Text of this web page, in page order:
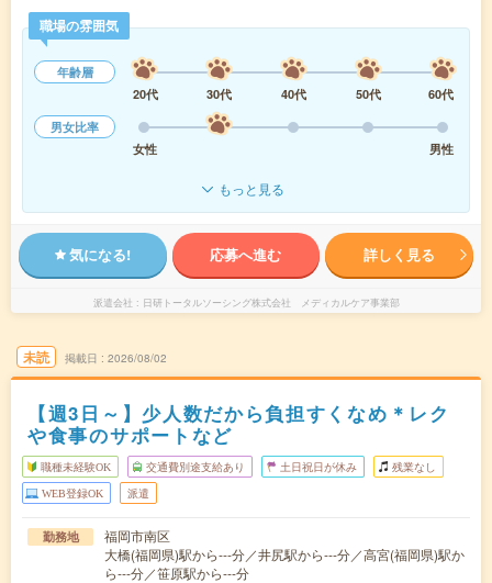
職場の雰囲気
年齢層
20代
30代 40代 50代
60代
男女比率
女性
男性
もっと見る
気になる! 応募へ進む 詳しく見る
派遣会社 日研トータルソーシング株式会社 メディカルケア事業部
未読 掲載日 2026/08/02
【週3日～】少人数だから負担すくなめ＊レク
や食事のサポートなど
職種未経験OK 交通費別途支給あり 土日祝日が休み 残業なし
WEB登録OK 派遣
勤務地
福岡市南区
大橋(福岡県)駅から---分／井尻駅から---分／高宮(福岡県)駅か
ら---分／笹原駅から---分